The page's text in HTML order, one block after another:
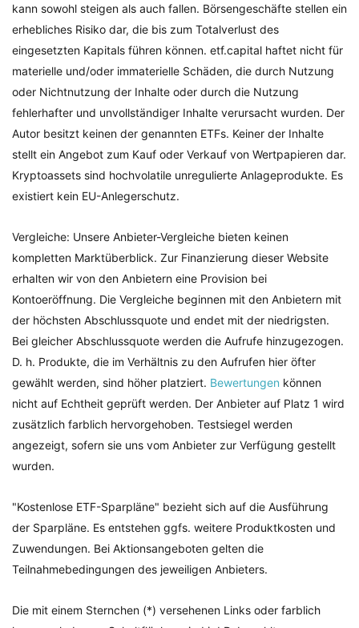
kann sowohl steigen als auch fallen. Börsengeschäfte stellen ein
erhebliches Risiko dar, die bis zum Totalverlust des
eingesetzten Kapitals führen können. etf.capital haftet nicht für
materielle und/oder immaterielle Schäden, die durch Nutzung
oder Nichtnutzung der Inhalte oder durch die Nutzung
fehlerhafter und unvollständiger Inhalte verursacht wurden. Der
Autor besitzt keinen der genannten ETFs. Keiner der Inhalte
stellt ein Angebot zum Kauf oder Verkauf von Wertpapieren dar.
Kryptoassets sind hochvolatile unregulierte Anlageprodukte. Es
existiert kein EU-Anlegerschutz.
Vergleiche: Unsere Anbieter-Vergleiche bieten keinen
kompletten Marktüberblick. Zur Finanzierung dieser Website
erhalten wir von den Anbietern eine Provision bei
Kontoeröffnung. Die Vergleiche beginnen mit den Anbietern mit
der höchsten Abschlussquote und endet mit der niedrigsten.
Bei gleicher Abschlussquote werden die Aufrufe hinzugezogen.
D. h. Produkte, die im Verhältnis zu den Aufrufen hier öfter
gewählt werden, sind höher platziert. Bewertungen können
nicht auf Echtheit geprüft werden. Der Anbieter auf Platz 1 wird
zusätzlich farblich hervorgehoben. Testsiegel werden
angezeigt, sofern sie uns vom Anbieter zur Verfügung gestellt
wurden.
"Kostenlose ETF-Sparpläne" bezieht sich auf die Ausführung
der Sparpläne. Es entstehen ggfs. weitere Produktkosten und
Zuwendungen. Bei Aktionsangeboten gelten die
Teilnahmebedingungen des jeweiligen Anbieters.
Die mit einem Sternchen (*) versehenen Links oder farblich